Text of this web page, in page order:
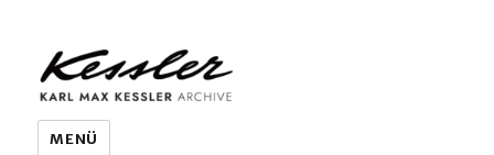
KARL MAX KESSLER ARCHIVE
MENÜ